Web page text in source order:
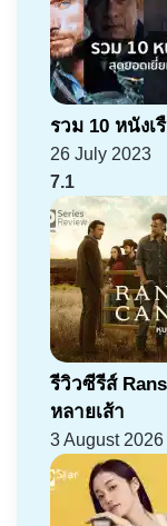
รวม 10 หนัง
26 July 2023
7.1
รีวิวซีรีส์
หลายเส้า
3 August 2026